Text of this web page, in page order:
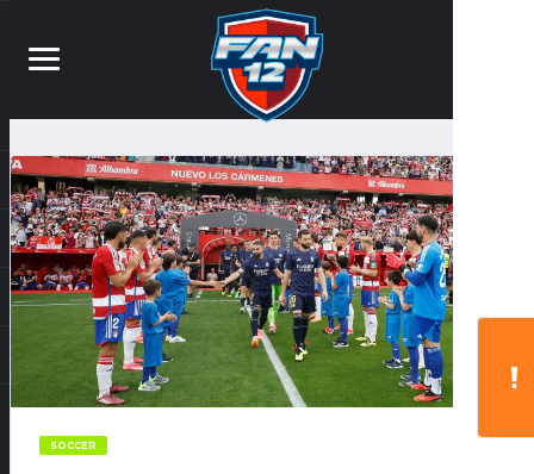
SOCCER